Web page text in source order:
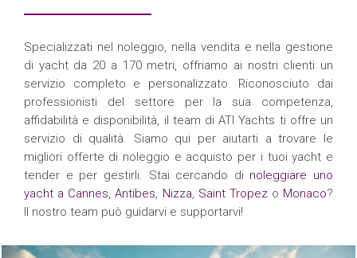
Specializzati nel noleggio, nella vendita e nella gestione
di yacht da 20 a 170 metri, offriamo ai nostri clienti un
servizio completo e personalizzato. Riconosciuto dai
professionisti del settore per la sua competenza,
affidabilità e disponibilità, il team di ATI Yachts ti offre un
servizio di qualità. Siamo qui per aiutarti a trovare le
migliori offerte di noleggio e acquisto per i tuoi yacht e
tender e per gestirli. Stai cercando di noleggiare uno
yacht a Cannes,Antibes, Nizza, Saint Tropezo Monaco?
Il nostro team può guidarvi e supportarvi!